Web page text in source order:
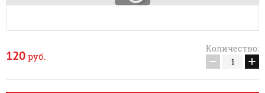
120 руб.
Количество:
− +